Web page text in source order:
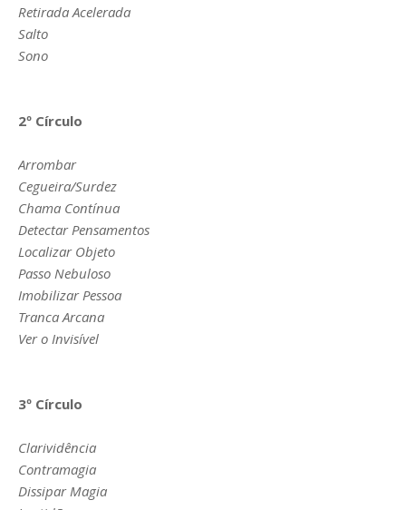
Retirada Acelerada
Salto
Sono
2º Círculo
Arrombar
Cegueira/Surdez
Chama Contínua
Detectar Pensamentos
Localizar Objeto
Passo Nebuloso
Imobilizar Pessoa
Tranca Arcana
Ver o Invisível
3º Círculo
Clarividência
Contramagia
Dissipar Magia